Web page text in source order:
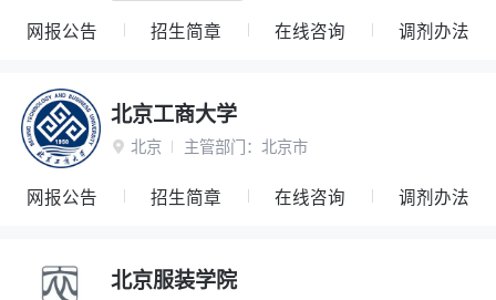
网报公告 招生简章 在线咨询 调剂办法
北京工商大学
 北京 主管部门： 北京市
网报公告 招生简章 在线咨询 调剂办法
北京服装学院